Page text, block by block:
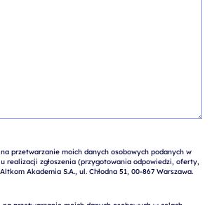
przetwarzanie moich danych osobowych podanych w
realizacji zgłoszenia (przygotowania odpowiedzi, oferty,